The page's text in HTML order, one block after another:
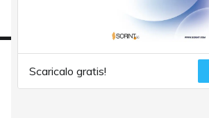
Scaricalo gratis!